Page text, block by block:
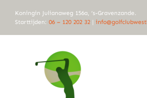
naar
Koningin Julianaweg 156a, ‘s-Gravenzande.
Starttijden: 06 – 120 202 32 |